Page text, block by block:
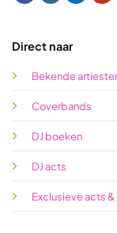
Direct naar
Bekende
Coverbands
DJ boeken
DJ acts
Exclusieve acts